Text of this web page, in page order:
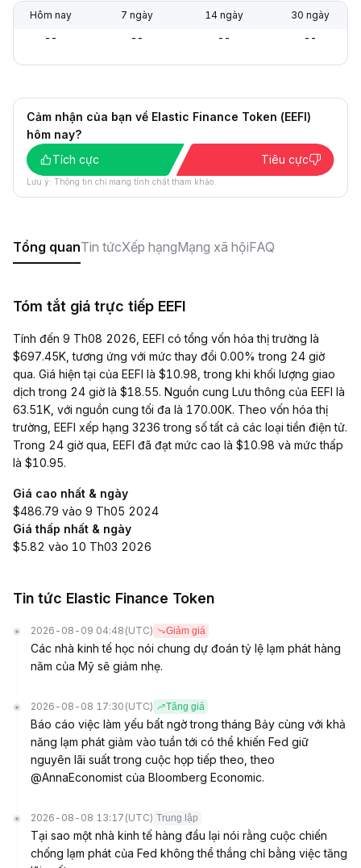
Hôm nay 7 ngày 14 ngày 30 ngày
-- -- -- --
Cảm nhận của bạn về Elastic Finance Token (EEFI)
hôm nay?
Tích cực
Tiêu cực
Lưu ý: Thông tin chỉ mang tính chất tham khảo.
Tổng quanTin tứcXếp hạngMạng xã hộiFAQ
Tóm tắt giá trực tiếp EEFI
Tính đến 9 Th08 2026, EEFI có tổng vốn hóa thị trường là
$697.45K, tương ứng với mức thay đổi 0.00% trong 24 giờ
qua. Giá hiện tại của EEFI là $10.98, trong khi khối lượng giao
dịch trong 24 giờ là $18.55. Nguồn cung Lưu thông của EEFI là
63.51K, với nguồn cung tối đa là 170.00K. Theo vốn hóa thị
trường, EEFI xếp hạng 3236 trong số tất cả các loại tiền điện tử.
Trong 24 giờ qua, EEFI đã đạt mức cao là $10.98 và mức thấp
là $10.95.
Giá cao nhất & ngày
$486.79 vào 9 Th05 2024
Giá thấp nhất & ngày
$5.82 vào 10 Th03 2026
Tin tức Elastic Finance Token
2026-08-09 04:48 (UTC) Giảm giá
Các nhà kinh tế học nói chung dự đoán tỷ lệ lạm phát hàng
năm của Mỹ sẽ giảm nhẹ.
2026-08-08 17:30 (UTC) Tăng giá
Báo cáo việc làm yếu bất ngờ trong tháng Bảy cùng với khả
năng lạm phát giảm vào tuần tới có thể khiến Fed giữ
nguyên lãi suất trong cuộc họp tiếp theo, theo
@AnnaEconomist của Bloomberg Economic.
2026-08-08 13:17 (UTC) Trung lập
Tại sao một nhà kinh tế hàng đầu lại nói rằng cuộc chiến
chống lạm phát của Fed không thể thắng chỉ bằng việc tăng